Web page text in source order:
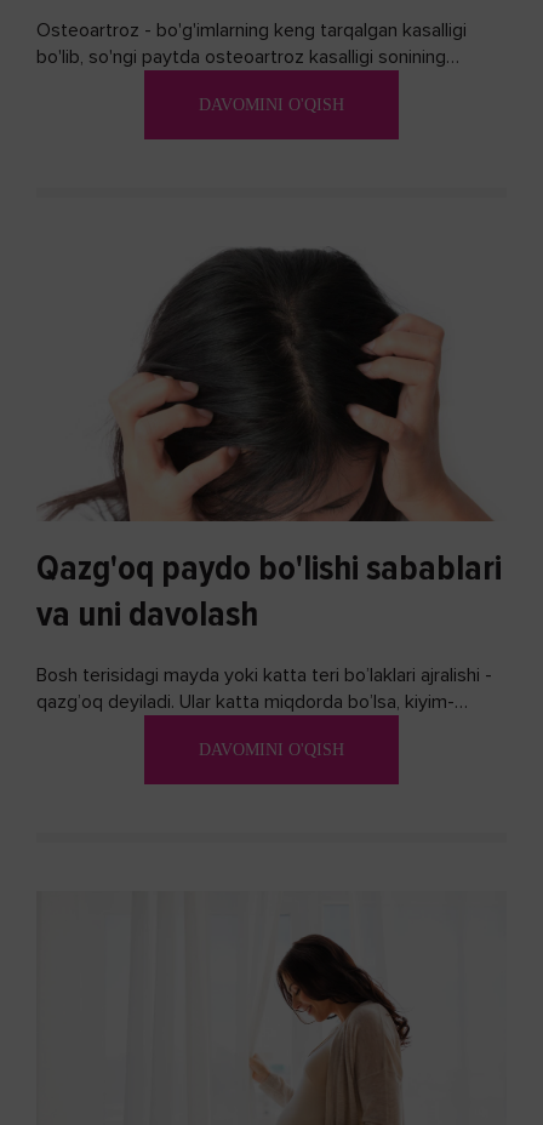
Osteoartroz - bo'g'imlarning keng tarqalgan kasalligi
bo'lib, so'ngi paytda osteoartroz kasalligi sonining
DAVOMINI O'QISH
Qazg'oq paydo bo'lishi sabablari
va uni davolash
Bosh terisidagi mayda yoki katta teri bo’laklari ajralishi -
qazg’oq deyiladi. Ular katta miqdorda bo’lsa, kiyim-
DAVOMINI O'QISH